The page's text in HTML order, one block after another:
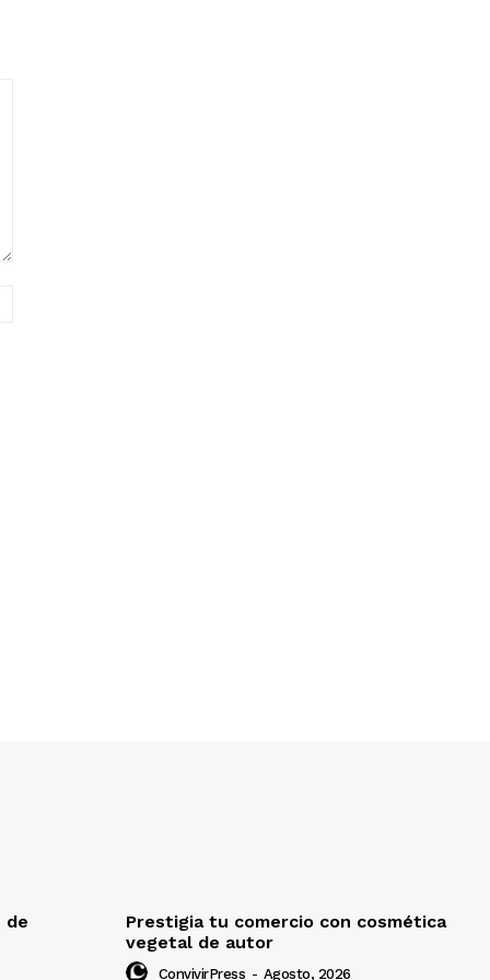
de
Prestigia tu comercio con cosmética
vegetal de autor
ConvivirPress - Agosto, 2026